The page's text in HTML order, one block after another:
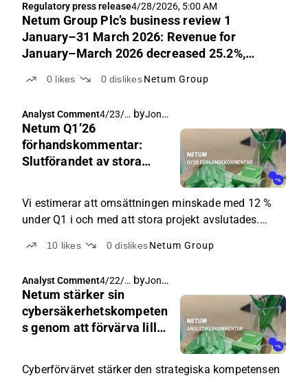
Regulatory press release4/28/2026, 5:00 AM
Netum Group Plc’s business review 1
January–31 March 2026: Revenue for
January–March 2026 decreased 25.2%,
0 likes 0 dislikes Netum Group
Analyst Comment4/23/2
6:00
by Joni Grönqvist
Netum Q1’26
förhandskommentar:
Slutförandet av stora
Vi estimerar att omsättningen minskade med 12 %
under Q1 i och med att stora projekt avslutades.
gapet ännu.
10 likes 0dislikesNetum Group
Analyst Comment4/22/2
026,
4:00
AM
by Joni Grönqvist
Netum stärker sin
cybersäkerhetskompeten
s genom att förvärva lilla
Cyberförvärvet stärker den strategiska kompetensen